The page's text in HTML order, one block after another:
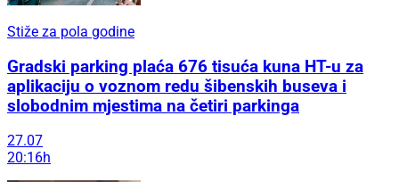
Stiže za pola godine
Gradski parking plaća 676 tisuća kuna HT-u za
aplikaciju o voznom redu šibenskih buseva i
slobodnim mjestima na četiri parkinga
27.07
20:16h